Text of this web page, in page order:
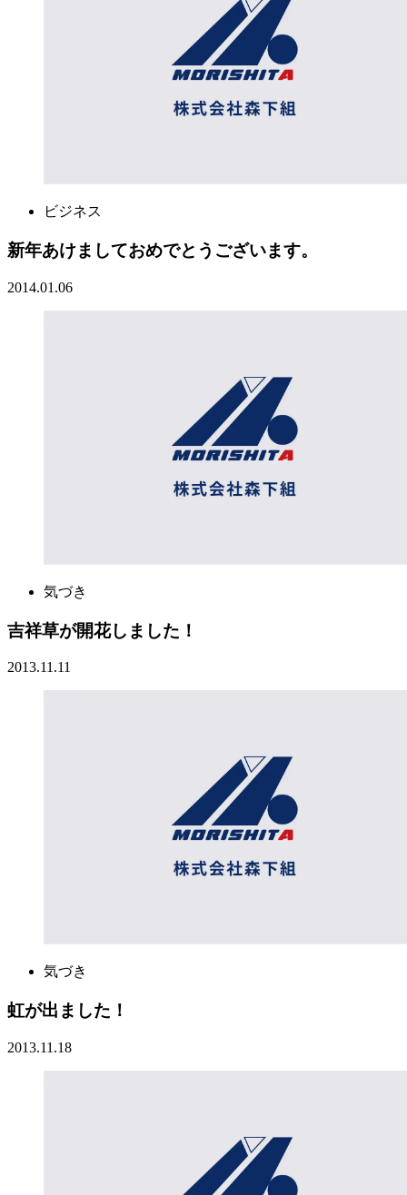
ビジネス
新年あけましておめでとうございます。
2014.01.06
気づき
吉祥草が開花しました！
2013.11.11
気づき
虹が出ました！
2013.11.18